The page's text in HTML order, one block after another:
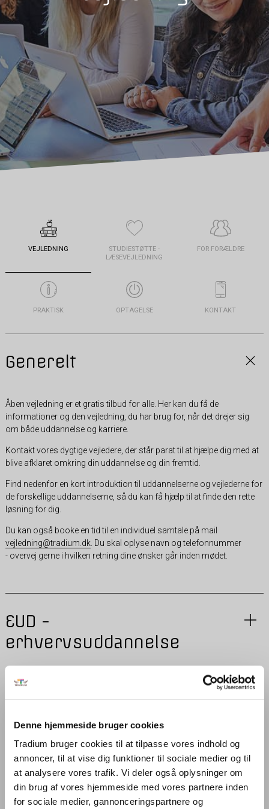
Denne hjemmeside bruger cookies
Tradium bruger cookies til at tilpasse vores indhold og
annoncer, til at vise dig funktioner til sociale medier og til
at analysere vores trafik. Vi deler også oplysninger om
din brug af vores hjemmeside med vores partnere inden
for sociale medier, gannonceringspartnere og
VEJLEDNING
STUDIESTØTTE -
LÆSEVEJLEDNING
FOR FORÆLDRE
PRAKTISK OPTAGELSE KONTAKT
Generelt
Åben vejledning er et gratis tilbud for alle. Her kan du få de
informationer og den vejledning, du har brug for, når det drejer sig
om både uddannelse og karriere.
Kontakt vores dygtige vejledere, der står parat til at hjælpe dig med at
blive afklaret omkring din uddannelse og din fremtid.
Find nedenfor en kort introduktion til uddannelserne og vejlederne for
de forskellige uddannelserne, så du kan få hjælp til at finde den rette
løsning for dig.
Du kan også booke en tid til en individuel samtale på mail
vejledning@tradium.dk. Du skal oplyse navn og telefonnummer
- overvej gerne i hvilken retning dine ønsker går inden mødet.
EUD -
erhvervsuddannelse
EUX – erhvervsfaglig
studentereksamen
Hvad er en EUX?
Eux giver dig mulighed for at kombinere din erhvervsuddannelse med
en gymnasial eksamen. Dermed opnår du det, man kalder generel